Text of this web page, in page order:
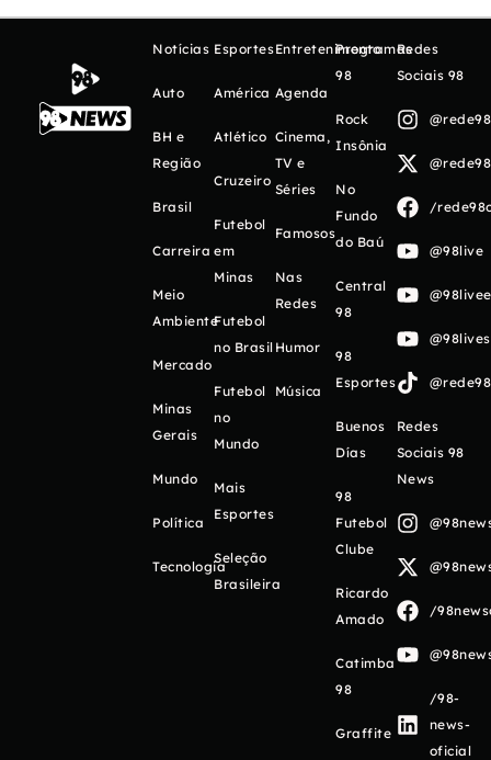
Notícias
Auto
BH e
Região
Brasil
Carreira
Meio
Ambiente
Mercado
Minas
Gerais
Mundo
Política
Tecnologia
Esportes
América
Atlético
Cruzeiro
Futebol
em
Minas
Futebol
no Brasil
Futebol
no
Mundo
Mais
Esportes
Seleção
Brasileira
Entretenimento
Agenda
Cinema,
TV e
Séries
Famosos
Nas
Redes
Humor
Música
Programas
98
Rock
Insônia
No
Fundo
do Baú
Central
98
98
Esportes
Buenos
Días
98
Futebol
Clube
Ricardo
Amado
Catimba
98
Graffite
Redes
Sociais 98
/
@98live
Redes
Sociais 98
News
/
/98-
news-
oficial